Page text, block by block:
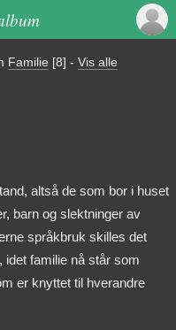
Familie [8] - Vis alle
altså de som bor i huset
barn og slektninger av
språkbruk skilles det
familie nå står som
er knyttet til hverandre